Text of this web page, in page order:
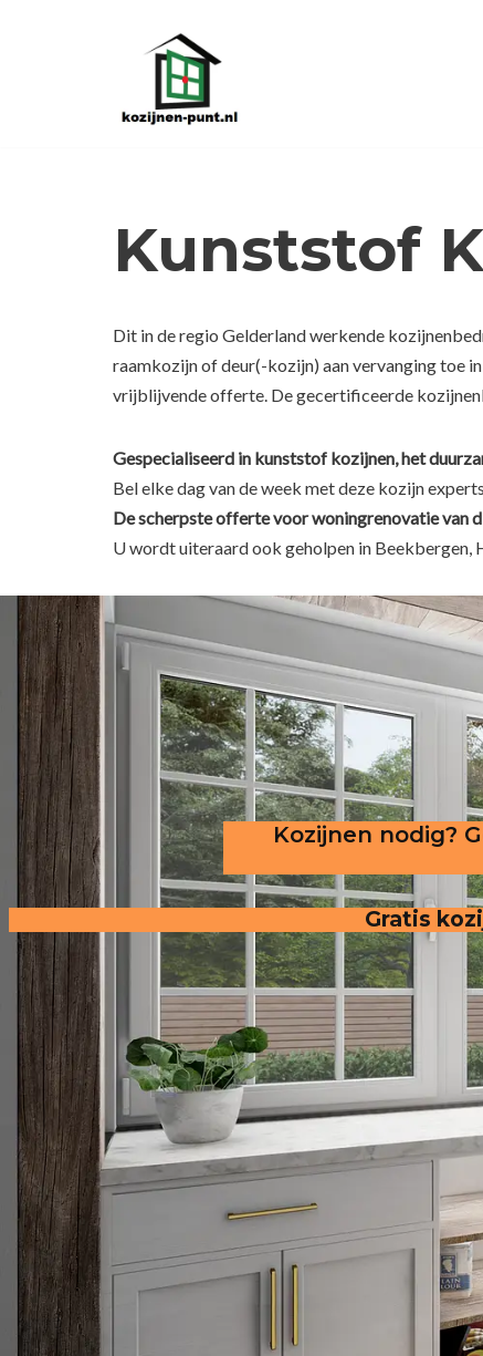
Kunststof
Dit in de regio Gelderland werkende
raamkozijn of deur(-kozijn) aan vervanging toe
vrijblijvende offerte. De gecertificeerde
Gespecialiseerd in kunststof kozijnen, het
Bel elke dag van de week met deze kozijn
De scherpsteofferte voor woningrenovatie van
U wordt uiteraard ook geholpen in Beekbergen,
Kozijnen nodig?
Gratis